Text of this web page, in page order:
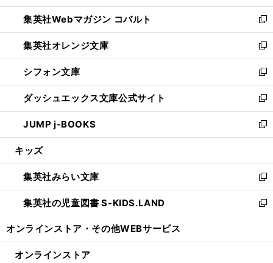
開
く
ウ
で
開
く
ン
ド
ウ
で
開
く
ウ
ィ
ン
ド
ウ
で
開
く
集英社Webマガジン コバルト
新
し
い
ウ
ィ
ン
ド
ウ
で
開
集英社オレンジ文庫
新
し
い
ウ
ィ
ン
ド
ウ
開
く
シフォン文庫
新
し
い
ウ
ィ
ン
ウ
で
開
く
ダッシュエックス文庫公式サイト
新
し
い
ウ
ン
ド
ウ
で
JUMP j-BOOKS
新
し
ウ
ィ
ン
ド
開
キッズ
集英社みらい文庫
新
し
い
ン
集英社の児童図書 S-KIDS.LAND
新
ウ
オンラインストア・ その他WEBサービス
オンラインストア